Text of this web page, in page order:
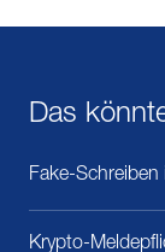
Das
Fake-
Krypto-